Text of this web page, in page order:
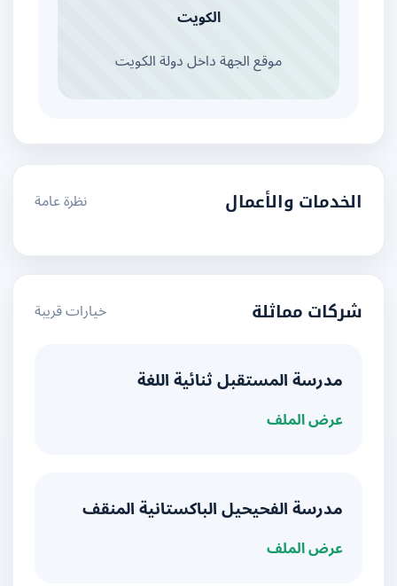
الكويت
موقع الجهة داخل دولة الكويت
الخدمات والأعمال نظرة عامة
شركات مماثلة خيارات قريبة
مدرسة المستقبل ثنائية اللغة
عرض الملف
مدرسة الفحيحيل الباكستانية المنقف
عرض الملف